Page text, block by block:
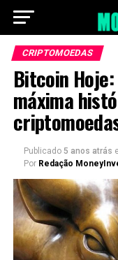
CRIPTOMOEDAS
Bitcoin
máxima
Publicado 5 anos atrás
Por Redação